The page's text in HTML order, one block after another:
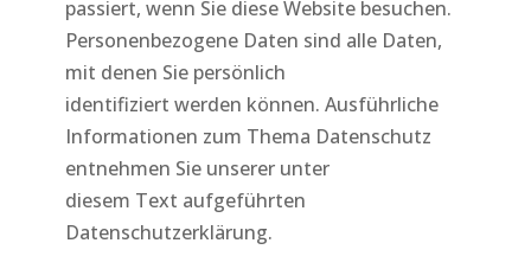
passiert, wenn Sie diese Website besuchen.
Personenbezogene Daten sind alle Daten,
mit denen Sie persönlich
identifiziert werden können. Ausführliche
Informationen zum Thema Datenschutz
entnehmen Sie unserer unter
diesem Text aufgeführten
Datenschutzerklärung.